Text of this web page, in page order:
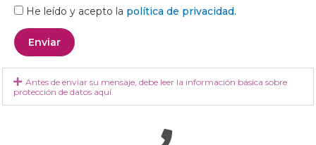
He leído y acepto la política de privacidad.
Enviar
Antes de enviar su mensaje, debe leer la información básica sobre
protección de datos aquí.